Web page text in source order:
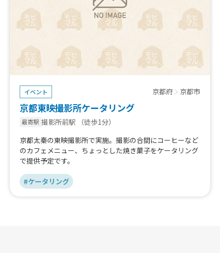
イベント 京都府 京都市
京都東映撮影所ケータリング
最寄駅 撮影所前駅
（徒歩1分）
京都太秦の東映撮影所で実施。撮影の合間にコーヒーなど
のカフェメニュー、ちょっとした焼き菓子をケータリング
で提供予定です。
#ケータリング